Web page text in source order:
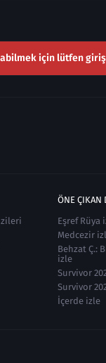
için lütfen
ÖNE ÇIKAN
Eşref Rüya
Medcezir
Behzat Ç.:
izle
Survivor
Survivor
İçerde izle